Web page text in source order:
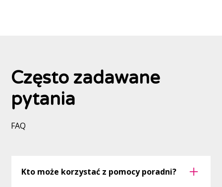
Często zadawane
pytania
FAQ
Kto może korzystać z pomocy poradni?